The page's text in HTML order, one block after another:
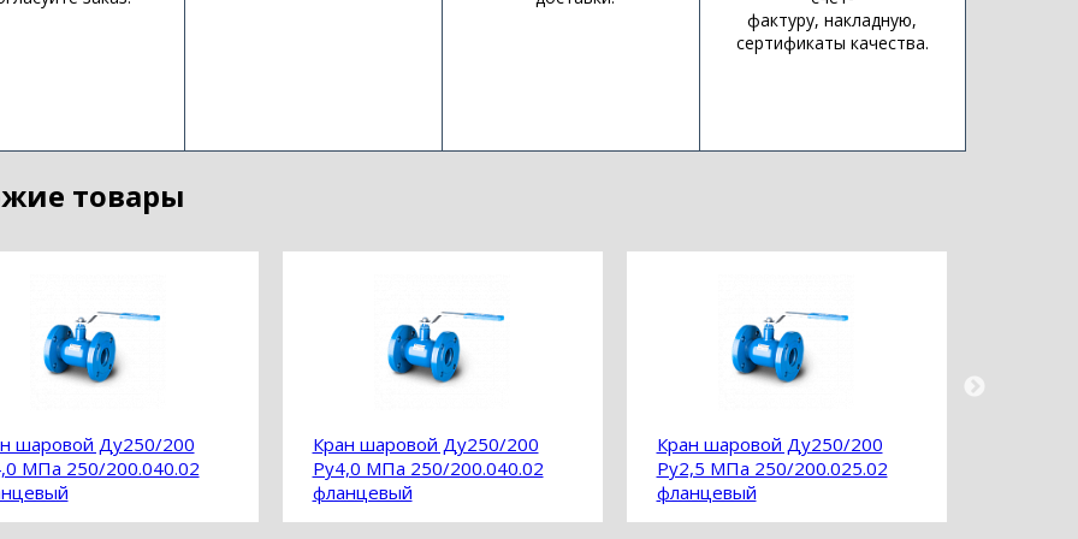
фактуру, накладную,
сертификаты качества.
товары
шаровой Ду250/200
МПа 250/200.040.02
Кран шаровой Ду250/200
Ру4,0 МПа 250/200.040.02
фланцевый
Кран шаровой Ду250/200
Ру2,5 МПа 250/200.025.02
фланцевый